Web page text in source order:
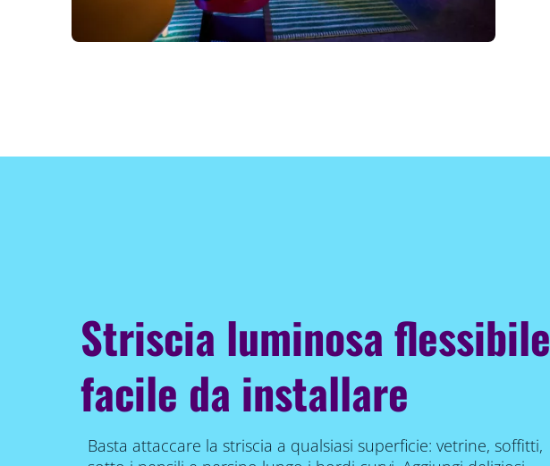
Striscia luminosa flessibile
facile da installare
Basta attaccare la striscia a qualsiasi superficie: vetrine, soffitti,